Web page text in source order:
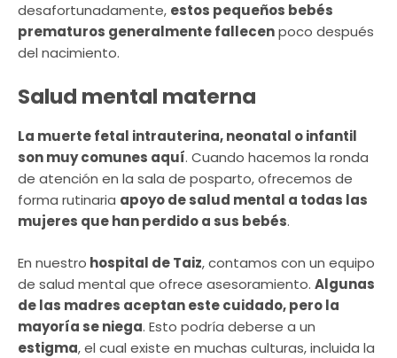
desafortunadamente, estos pequeños bebés
prematuros generalmente fallecenpoco después
del nacimiento.
Salud mental materna
La muerte fetal intrauterina, neonatal o infantil
son muy comunes aquí. Cuando hacemos la ronda
de atención en la sala de posparto, ofrecemos de
forma rutinaria apoyo de salud mental a todas las
mujeres que han perdido a sus bebés.
En nuestro hospital de Taiz, contamos con un equipo
de salud mental que ofrece asesoramiento. Algunas
de las madres aceptan este cuidado, pero la
mayoría se niega. Esto podría deberse a un
estigma, el cual existe en muchas culturas, incluida la